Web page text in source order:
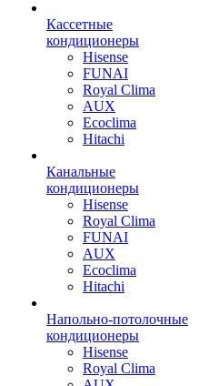
Кассетные
кондиционеры
Hisense
FUNAI
Royal Clima
AUX
Ecoclima
Hitachi
Канальные
кондиционеры
Hisense
Royal Clima
FUNAI
AUX
Ecoclima
Hitachi
Напольно-потолочные
кондиционеры
Hisense
Royal Clima